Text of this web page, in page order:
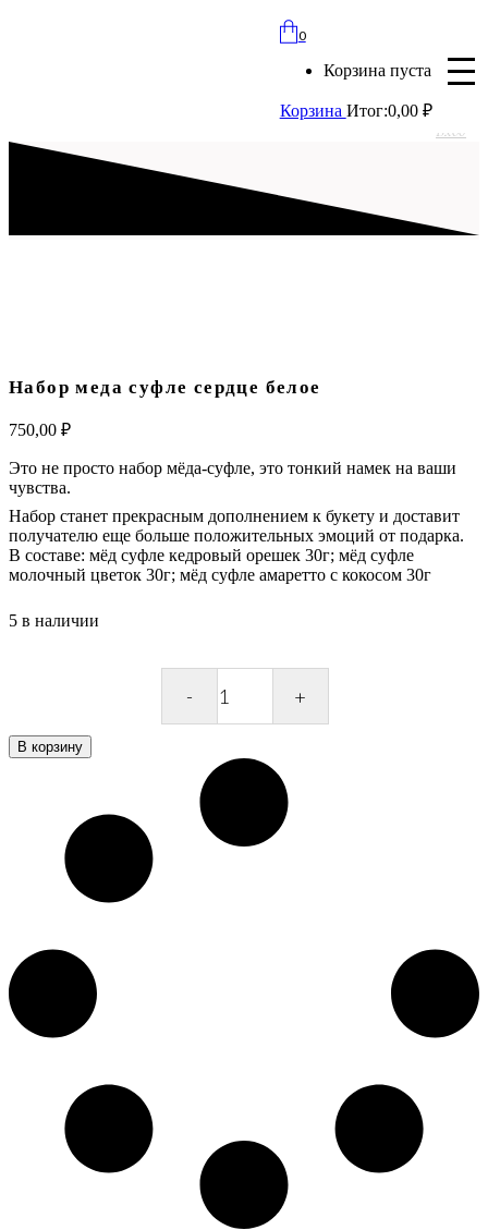
0
Корзина пуста
Корзина Итог:0,00 ₽
Вход
Набор меда суфле сердце белое
750,00 ₽
Это не просто набор мёда-суфле, это тонкий намек на ваши
чувства.
Набор станет прекрасным дополнением к букету и доставит
получателю еще больше положительных эмоций от подарка.
В составе: мёд суфле кедровый орешек 30г; мёд суфле
молочный цветок 30г; мёд суфле амаретто с кокосом 30г
5 в наличии
меда
сердце
белое
quantity
В корзину